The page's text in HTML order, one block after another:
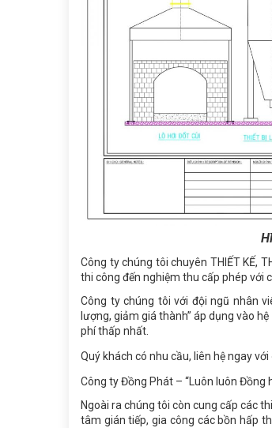
Công ty chúng tôi chuyên THIẾT KẾ,
thi công đến nghiệm thu cấp phép với
Công ty chúng tôi với đội ngũ nhân
lượng, giảm giá thành” áp dụng vào
phí thấp nhất.
Quý khách có nhu cầu, liên hệ ngay
Công ty Đồng Phát – “Luôn luôn Đồng
Ngoài ra chúng tôi còn cung cấp các
tâm gián tiếp, gia công các bồn hấp